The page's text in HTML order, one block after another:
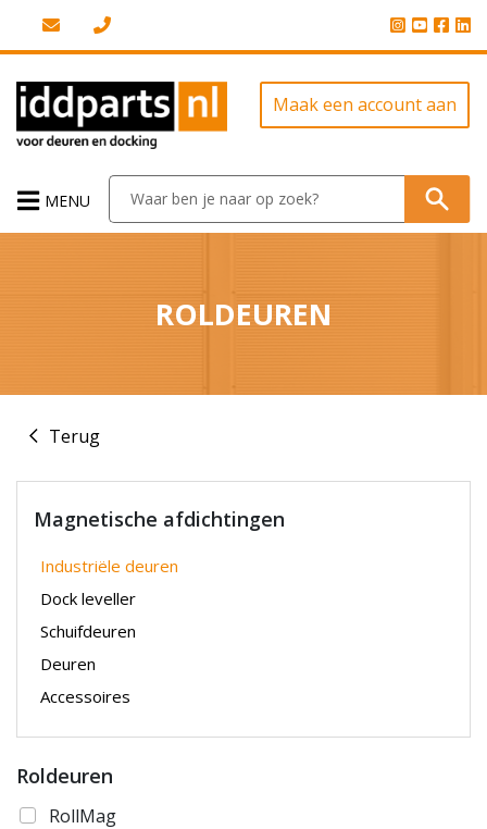
Maak een account aan
MENU
ROLDEUREN
Terug
Magnetische afdichtingen
Industriële deuren
Dock leveller
Schuifdeuren
Deuren
Accessoires
Roldeuren
RollMag